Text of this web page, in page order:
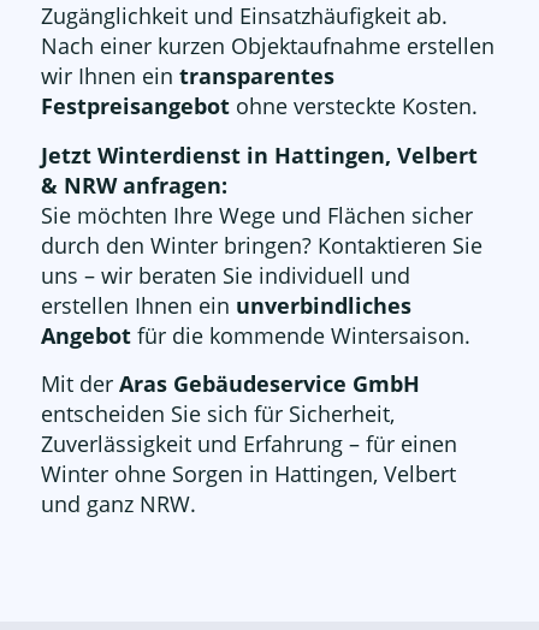
Zugänglichkeit und Einsatzhäufigkeit ab.
Nach einer kurzen Objektaufnahme erstellen
wir Ihnen ein transparentes
Festpreisangebotohne versteckte Kosten.
Jetzt Winterdienst in Hattingen, Velbert
& NRW anfragen:
Sie möchten Ihre Wege und Flächen sicher
durch den Winter bringen? Kontaktieren Sie
uns – wir beraten Sie individuell und
erstellen Ihnen ein unverbindliches
Angebotfür die kommende Wintersaison.
Mit der Aras Gebäudeservice GmbH
entscheiden Sie sich für Sicherheit,
Zuverlässigkeit und Erfahrung – für einen
Winter ohne Sorgen in Hattingen, Velbert
und ganz NRW.